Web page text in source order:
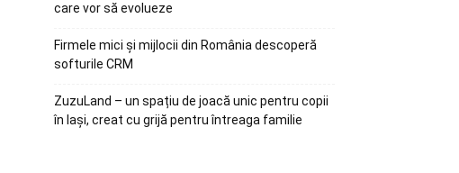
care vor să evolueze
Firmele mici și mijlocii din România descoperă
softurile CRM
ZuzuLand – un spațiu de joacă unic pentru copii
în Iași, creat cu grijă pentru întreaga familie